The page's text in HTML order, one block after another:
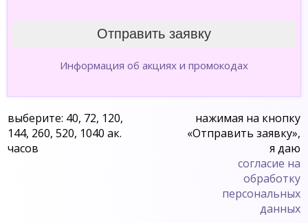
Информация об акциях и промокодах
выберите: 40, 72, 120,
144, 260, 520, 1040 ак.
часов
нажимая на кнопку
«Отправить заявку»,
я даю
согласие на
обработку
персональных
данных